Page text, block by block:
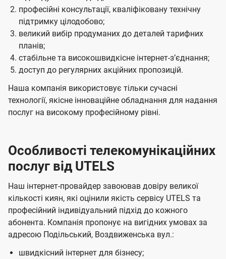
професійні консультації, кваліфіковану технічну
підтримку цілодобово;
великий вибір продуманих до деталей тарифних
планів;
стабільне та високошвидкісне інтернет-зʼєднання;
доступ до регулярних акційних пропозицій.
Наша компанія використовує тільки сучасні
технології, якісне інноваційне обладнання для надання
послуг на високому професійному рівні.
Особливості телекомунікаційних
послуг від UTELS
Наш інтернет-провайдер завоював довіру великої
кількості киян, які оцінили якість сервісу UTELS та
професійний індивідуальний підхід до кожного
абонента. Компанія пропонує на вигідних умовах за
адресою Подільський, Воздвиженська вул.:
швидкісний інтернет для бізнесу;